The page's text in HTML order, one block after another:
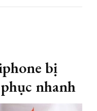
bị
nhanh